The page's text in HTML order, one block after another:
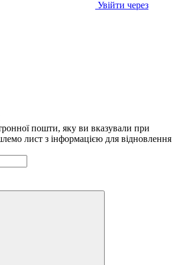
Увійти через
пошти, яку ви вказували при
лист з інформацією для відновлення